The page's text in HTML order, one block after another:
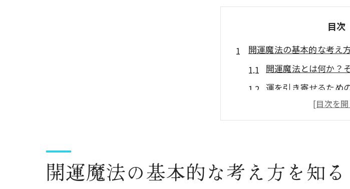
目次
開運魔法の基本的な考え
開運魔法とは何か？
運を引き寄せるため
開運と自己成長の関
開運の信頼性を高め
毎日の習慣を少し変えるだ
開運魔法の基本的な考え方を知る